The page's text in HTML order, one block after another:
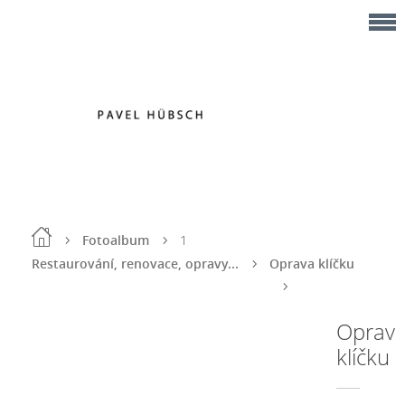
Fotoalbum
Restaurování, renovace, opravy...
Oprava klíčku
1
klíčku